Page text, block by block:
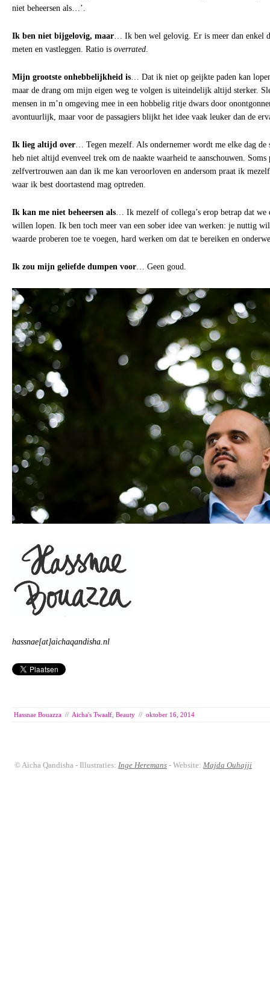
niet beheersen als…’.
Ik ben niet bijgelovig, maar … Ik ben wel gelovig. Er is meer dan enkel
meten en vastleggen. Ratio is overrated
Mijn grootste onhebbelijkheid is … Dat ik niet op geijkte paden kan
maar de drang om mijn eigen weg te volgen is uiteindelijk altijd sterker.
mensen in m’n omgeving mee in een hobbelig ritje dwars door
avontuurlijk, maar voor de passagiers blijkt het idee vaak leuker dan de
Ik lieg altijd over … Tegen mezelf. Als ondernemer wordt me elke dag
heb niet altijd evenveel trek om de naakte waarheid te aanschouwen.
zelfvertrouwen aan dan ik me kan veroorloven en andersom praat ik
waar ik best doortastend mag optreden.
Ik kan me niet beheersen als … Ik mezelf of collega’s erop betrap dat we
willen lopen. Ik ben toch meer van een sober idee van werken: je nuttig
waarde proberen toe te voegen, hard werken om dat te bereiken en
Ik zou mijn geliefde dumpen voor … Geen goud.
hassnae[at]aichaqandisha.nl
Hassnae Bouazza // Aicha's Twaalf Beauty // oktober 16, 2014
© Aicha Qandisha - Illustraties: Inge Heremans - Website: Majda Ouhajji